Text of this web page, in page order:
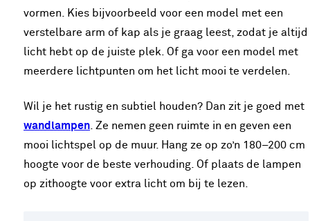
vormen. Kies bijvoorbeeld voor een model met een
verstelbare arm of kap als je graag leest, zodat je altijd
licht hebt op de juiste plek. Of ga voor een model met
meerdere lichtpunten om het licht mooi te verdelen.
Wil je het rustig en subtiel houden? Dan zit je goed met
wandlampen . Ze nemen geen ruimte in en geven een
mooi lichtspel op de muur. Hang ze op zo’n 180–200 cm
hoogte voor de beste verhouding. Of plaats de lampen
op zithoogte voor extra licht om bij te lezen.